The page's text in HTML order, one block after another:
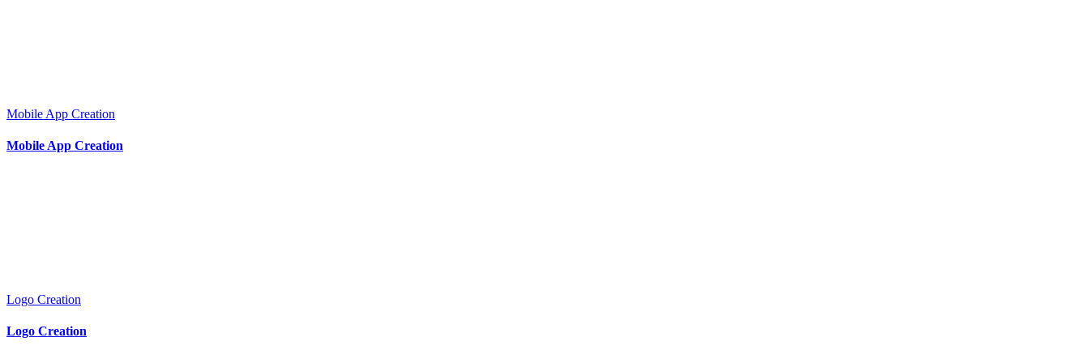
Mobile App Creation
Mobile App Creation
Logo Creation
Logo Creation